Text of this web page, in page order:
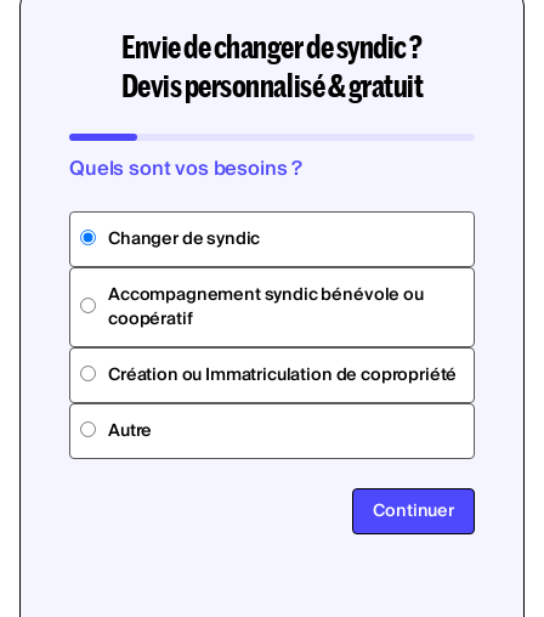
Envie de changer de syndic ?
Devis personnalisé & gratuit
Quels sont vos besoins ?
Changer de syndic
Accompagnement syndic bénévole ou
coopératif
Création ou Immatriculation de copropriété
Autre
Continuer